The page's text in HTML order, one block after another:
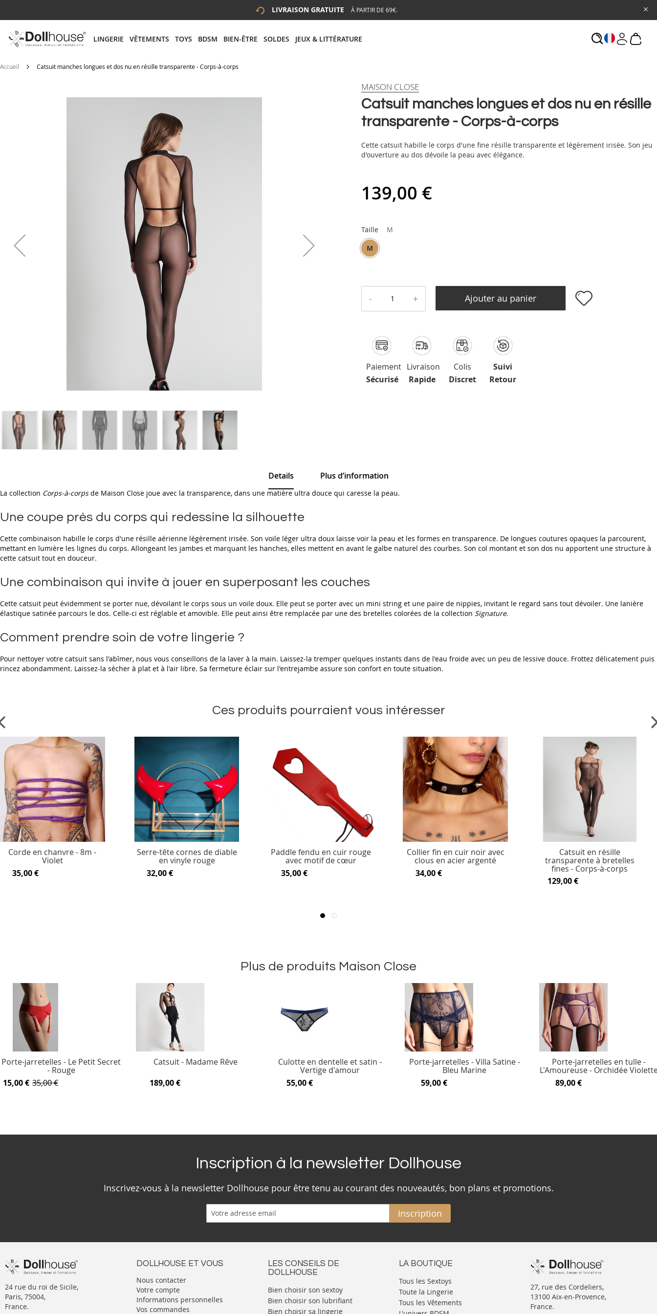
LIVRAISON GRATUITE À PARTIR DE 69€.
LINGERIE VÊTEMENTS TOYS BDSM BIEN-ÊTRE SOLDES JEUX & LITTÉRATURE
# ENTREZ AU MOINS 3 CARACTÈRES POUR LANCER LA RECHERCHE
Accueil Catsuit manches longues et dos nu en résille transparente - Corps-à-corps
of
images
gallery
Catsuit manches longues et dos nu en résille
transparente - Corps-à-corps
MAISON CLOSE
Cette catsuit habille le corps d'une fine résille transparente et légèrement irisée. Son jeu
d'ouverture au dos dévoile la peau avec élégance.
139,00 €
Taille
M
M
- + Ajouter au panier
Paiement
Sécurisé
Livraison
Rapide
Colis
Discret
Suivi
Retour
Details
La collection Corps-à-corpsde Maison Close joue avec la transparence, dans une matière ultra douce qui caresse la peau.
Une coupe près du corps qui redessine la silhouette
Cette combinaison habille le corps d'une résille aérienne légèrement irisée. Son voile léger ultra doux laisse voir la peau et les formes en transparence. De longues coutures opaques la parcourent,
mettant en lumière les lignes du corps. Allongeant les jambes et marquant les hanches, elles mettent en avant le galbe naturel des courbes. Son col montant et son dos nu apportent une structure à
cette catsuit tout en douceur.
Une combinaison qui invite à jouer en superposant les couches
Cette catsuit peut évidemment se porter nue, dévoilant le corps sous un voile doux. Elle peut se porter avec un mini string et une paire de nippies, invitant le regard sans tout dévoiler. Une lanière
élastique satinée parcours le dos. Celle-ci est réglable et amovible. Elle peut ainsi être remplacée par une des bretelles colorées de la collection Signature.
Comment prendre soin de votre lingerie ?
Pour nettoyer votre catsuit sans l'abîmer, nous vous conseillons de la laver à la main. Laissez-la tremper quelques instants dans de l'eau froide avec un peu de lessive douce. Frottez délicatement puis
rincez abondamment. Laissez-la sécher à plat et à l'air libre. Sa fermeture éclair sur l'entrejambe assure son confort en toute situation.
Plus d’information
Ces produits pourraient vous intéresser
Corde en chanvre - 8m -
Violet
35,00 €
Serre-tête cornes de diable
en vinyle rouge
32,00 €
Paddle fendu en cuir rouge
avec motif de cœur
35,00 €
Collier fin en cuir noir avec
clous en acier argenté
34,00 €
Catsuit en résille
transparente à bretelles
fines - Corps-à-corps
129,00 €
Plus de produits Maison Close
Porte-jarretelles - Le Petit Secret
- Rouge
15,00 € 35,00 €
Catsuit - Madame Rêve
189,00 €
Culotte en dentelle et satin -
Vertige d'amour
55,00 €
Porte-jarretelles - Villa Satine -
Bleu Marine
59,00 €
Porte-jarretelles en tulle -
L'Amoureuse - Orchidée
89,00 €
Inscription à la newsletter Dollhouse
Inscrivez-vous à la newsletter Dollhouse pour être tenu au courant des nouveautés, bon plans et promotions.
Inscription
24 rue du roi de Sicile,
Paris, 75004,
France.
DOLLHOUSE ET VOUS
Nous contacter
Votre compte
Informations personnelles
Vos commandes
LES CONSEILS DE
DOLLHOUSE
Bien choisir son sextoy
Bien choisir son lubrifiant
Bien choisir sa lingerie
LA BOUTIQUE
Tous les Sextoys
Toute la Lingerie
Tous les Vêtements
27, rue des Cordeliers,
13100 Aix-en-Provence,
France.